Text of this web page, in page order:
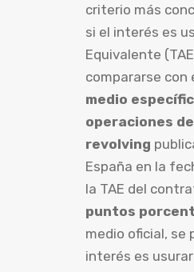
criterio más
si el interés es
Equivalente
compararse con
medio
operaciones
revolving
España en la
la TAE del
puntos
medio oficial, se
interés es